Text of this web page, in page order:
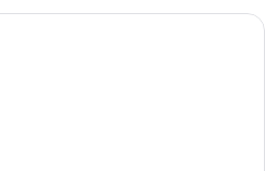
Et hotelværelse med seng, fjernsyn,